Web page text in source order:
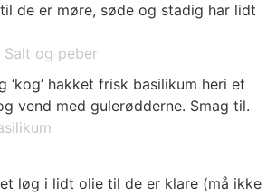
de er møre, søde og stadig har lidt
Salt og peber
‘kog’ hakket frisk basilikum heri et
vend med gulerødderne. Smag til.
løg i lidt olie til de er klare (må ikke